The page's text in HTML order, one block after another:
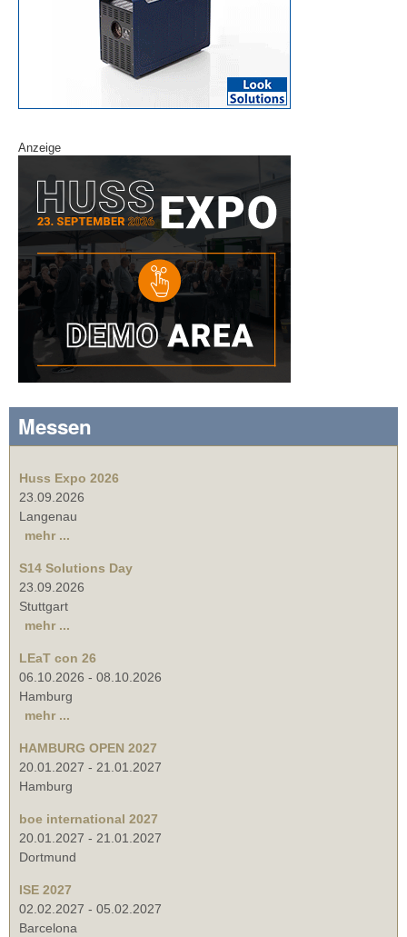
Anzeige
Messen
Huss Expo 2026
23.09.2026
Langenau
mehr ...
S14 Solutions Day
23.09.2026
Stuttgart
mehr ...
LEaT con 26
06.10.2026 - 08.10.2026
Hamburg
mehr ...
HAMBURG OPEN 2027
20.01.2027 - 21.01.2027
Hamburg
boe international 2027
20.01.2027 - 21.01.2027
Dortmund
ISE 2027
02.02.2027 - 05.02.2027
Barcelona